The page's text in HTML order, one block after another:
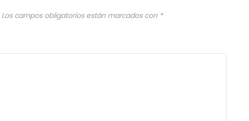
Los campos obligatorios están marcados con *